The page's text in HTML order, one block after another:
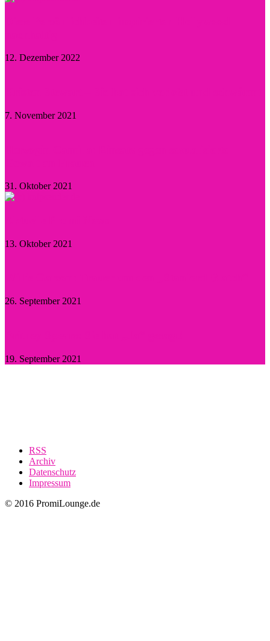
12. Dezember 2022
7. November 2021
31. Oktober 2021
13. Oktober 2021
26. September 2021
19. September 2021
RSS
Archiv
Datenschutz
Impressum
© 2016 PromiLounge.de